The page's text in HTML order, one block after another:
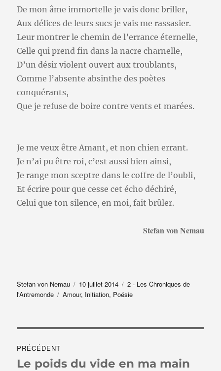
De mon âme immortelle je vais donc briller,
Aux délices de leurs sucs je vais me rassasier.
Leur montrer le chemin de l’errance éternelle,
Celle qui prend fin dans la nacre charnelle,
D’un désir violent ouvert aux troublants,
Comme l’absente absinthe des poètes
conquérants,
Que je refuse de boire contre vents et marées.
Je me veux être Amant, et non chien errant.
Je n’ai pu être roi, c’est aussi bien ainsi,
Je range mon sceptre dans le coffre de l’oubli,
Et écrire pour que cesse cet écho déchiré,
Celui que ton silence, en moi, fait brûler.
Stefan von Nemau
Auteur
Stefan von Nemau
Publié
le
10 juillet 2014 Catégories
2 - Les Chroniques de
l'Antremonde
Étiquettes
Amour, Initiation, Poésie
de
PRÉCÉDENT
Publication
Le poids du vide en ma main